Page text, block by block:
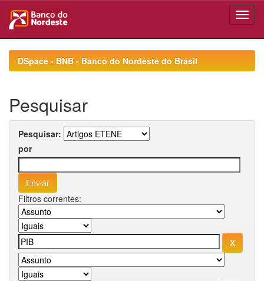
navigationDSpace - BNB - Banco do Nordeste do Brasil
Pesquisar
Pesquisar:
por
Filtros correntes: